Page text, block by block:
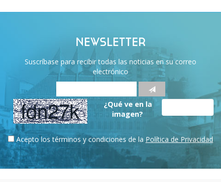
NEWSLETTER
Suscríbase para recibir todas las noticias en su correo
electrónico
¿Qué ve en la
imagen?
Acepto los términos y condiciones de la Política de Privacidad